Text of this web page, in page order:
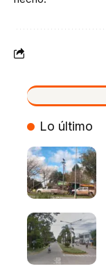
VIVO
Lo último